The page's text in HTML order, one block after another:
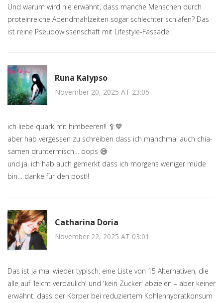
Und warum wird nie erwähnt, dass manche Menschen durch
proteinreiche Abendmahlzeiten sogar schlechter schlafen? Das
ist reine Pseudowissenschaft mit Lifestyle-Fassade.
Runa Kalypso
November 20, 2025 AT 23:05
ich liebe quark mit himbeeren!! 🥄💙
aber hab vergessen zu schreiben dass ich manchmal auch chia-
samen druntermisch… oops 😅
und ja, ich hab auch gemerkt dass ich morgens weniger müde
bin… danke für den post!!
Catharina Doria
November 22, 2025 AT 03:01
Das ist ja mal wieder typisch: eine Liste von 15 Alternativen, die
alle auf 'leicht verdaulich' und 'kein Zucker' abzielen – aber keiner
erwähnt, dass der Körper bei reduziertem Kohlenhydratkonsum